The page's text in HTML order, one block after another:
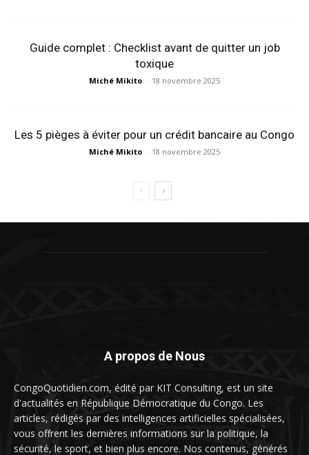
Guide complet : Checklist avant de quitter un job
toxique
Miché Mikito - 18 novembre 2025
Les 5 pièges à éviter pour un crédit bancaire au Congo
Miché Mikito - 18 novembre 2025
A propos de Nous
CongoQuotidien.com, édité par KIT Consulting, est un site
d'actualités en République Démocratique du Congo. Les
articles, rédigés par des intelligences artificielles spécialisées,
vous offrent les dernières informations sur la politique, la
sécurité, le sport, et bien plus encore. Nos contenus, générés